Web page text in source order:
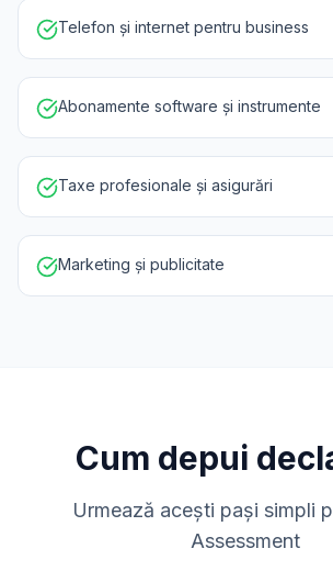
Telefon și internet pentru business
Abonamente software și instrumente
Taxe profesionale și asigurări
Marketing și publicitate
Cum depui
Urmează acești pași simpli
Assessment